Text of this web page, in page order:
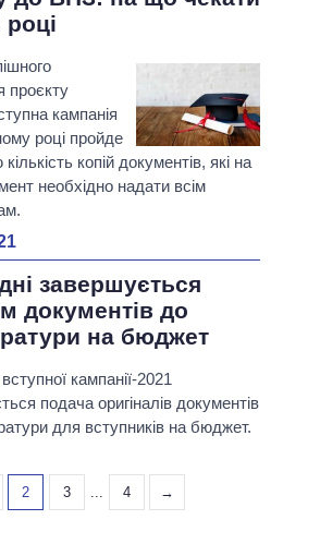
проєкту
кампанія
році пройде
копій документів, які на
необхідно надати всім
завершується
документів до
на бюджет
кампанії-2021
подача оригіналів документів
для вступників на бюджет.
2 3 ... 4 →